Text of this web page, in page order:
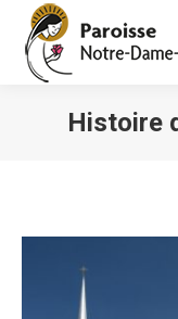
Histoire